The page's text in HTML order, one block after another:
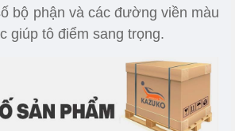
bộ phận và các đường viền màu
giúp tô điểm sang trọng.